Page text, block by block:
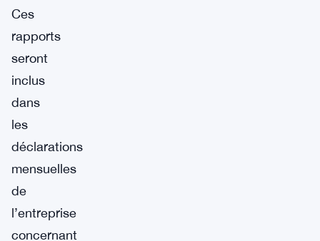
Ces
rapports
seront
inclus
dans
les
déclarations
mensuelles
de
l’entreprise
concernant